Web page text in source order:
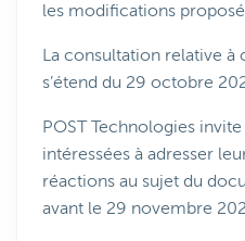
les modifications
La consultation relative
s’étend du 29 octobre
POST Technologies
intéressées à adresser
réactions au sujet du
avant le 29 novembre